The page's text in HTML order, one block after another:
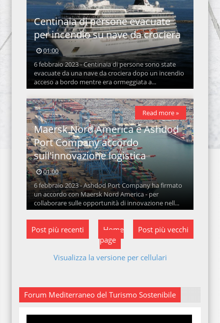
Centinaia di persone evacuate
per incendio su nave da crociera
01:00
6 febbraio 2023 - Centinaia di persone sono state
evacuate da una nave da crociera dopo un incendio
acceso a bordo mentre era ormeggiata a...
Maersk Nord America e Ashdod
Port Company accordo
sull'innovazione logistica
01:00
6 febbraio 2023 - Ashdod Port Company ha firmato
un accordo con Maersk Nord America - per
collaborare sulle opportunità di innovazione nell...
Read more »
Post più recenti Post più vecchi
Home
page
Visualizza la versione per cellulari
Forum Mediterraneo del Turismo Sostenibile